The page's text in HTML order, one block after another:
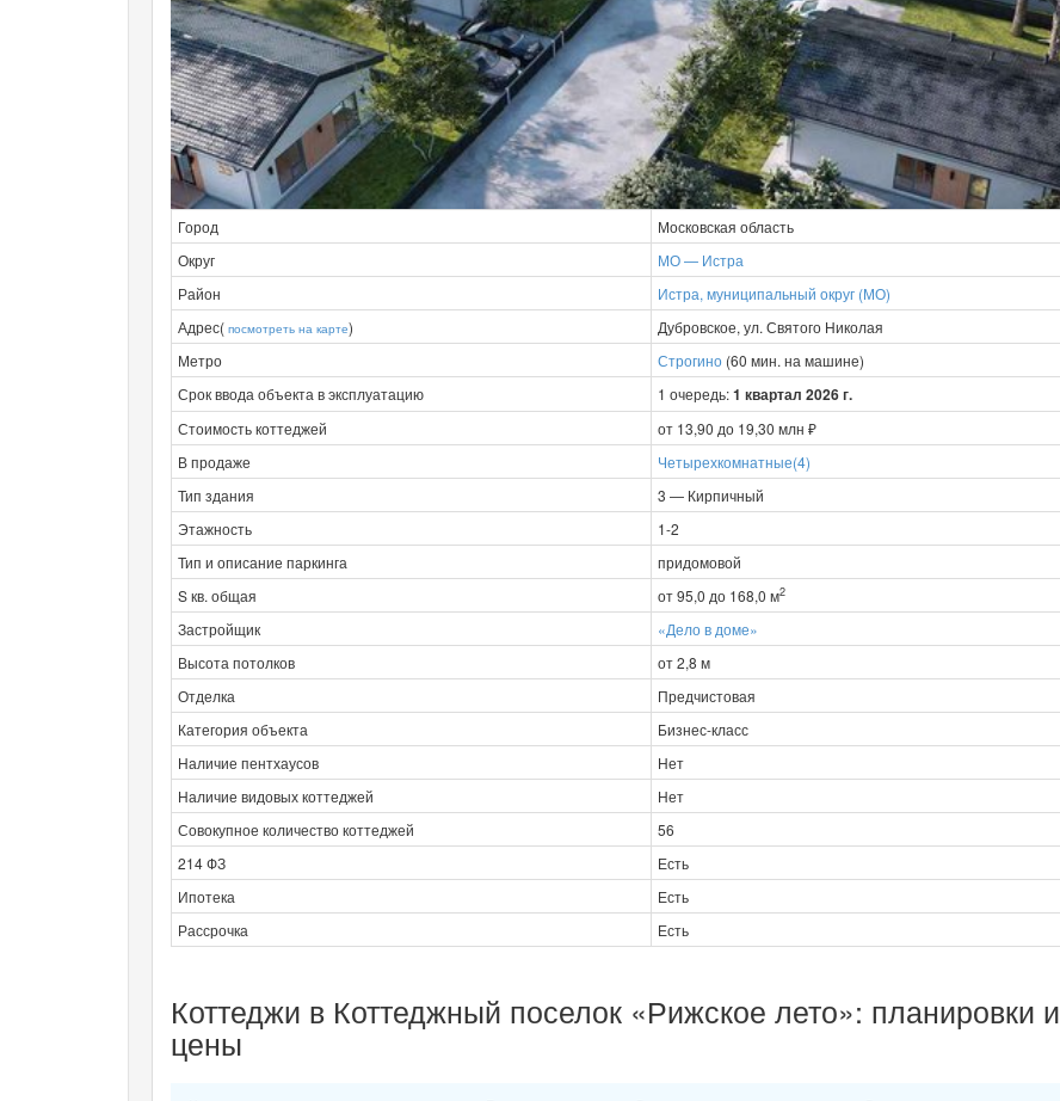
Город
Московская область
Округ
МО — Истра
Район
Истра, муниципальный округ (МО)
Адрес( посмотреть на карте)
Дубровское, ул. Святого Николая
Метро
Строгино (60 мин. на машине)
Срок ввода объекта в эксплуатацию
1 очередь:1 квартал 2026 г.
Стоимость коттеджей
от 13,90 до 19,30 млн ₽
В продаже
Четырехкомнатные(4)
Тип здания
3 — Кирпичный
Этажность
1-2
Тип и описание паркинга
придомовой
S кв. общая
от 95,0 до 168,0 м2
Застройщик
«Дело в доме»
Высота потолков
от 2,8 м
Отделка
Предчистовая
Категория объекта
Бизнес-класс
Наличие пентхаусов
Нет
Наличие видовых коттеджей
Нет
Совокупное количество коттеджей
56
214 ФЗ
Есть
Ипотека
Есть
Рассрочка
Есть
Коттеджи в Коттеджный поселок «Рижское лето»: планировки и
цены